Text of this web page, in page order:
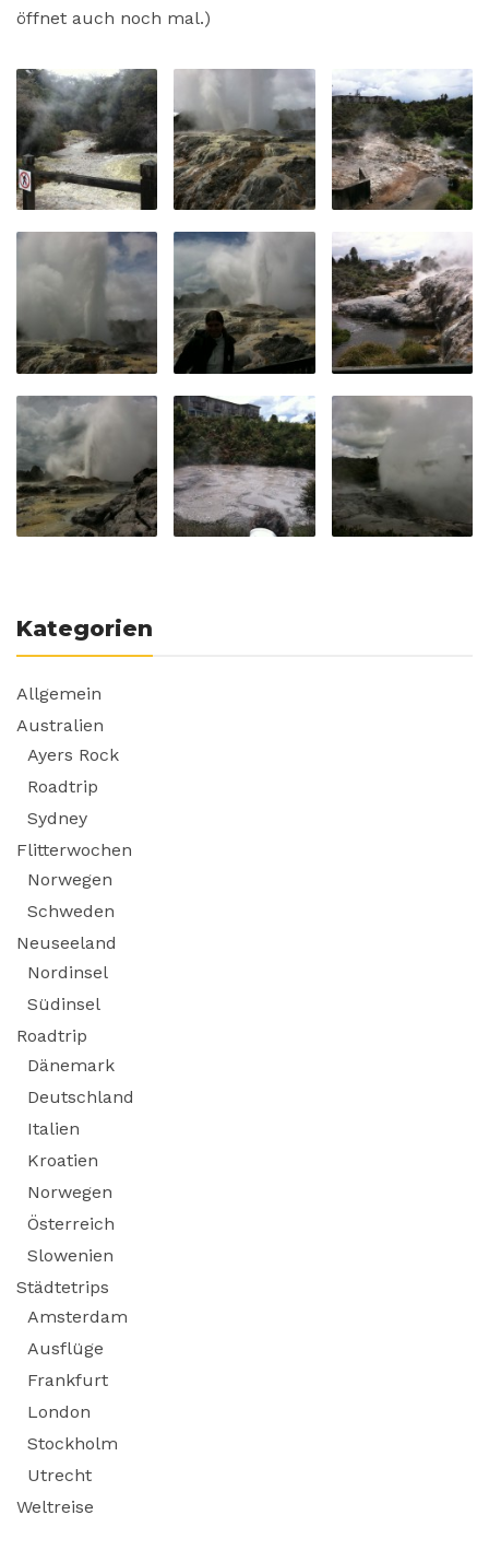
öffnet auch noch mal.)
Kategorien
Allgemein
Australien
Ayers Rock
Roadtrip
Sydney
Flitterwochen
Norwegen
Schweden
Neuseeland
Nordinsel
Südinsel
Roadtrip
Dänemark
Deutschland
Italien
Kroatien
Norwegen
Österreich
Slowenien
Städtetrips
Amsterdam
Ausflüge
Frankfurt
London
Stockholm
Utrecht
Weltreise